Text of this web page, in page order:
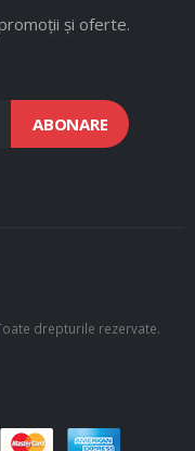
și oferte.
ABONARE
drepturile rezervate.